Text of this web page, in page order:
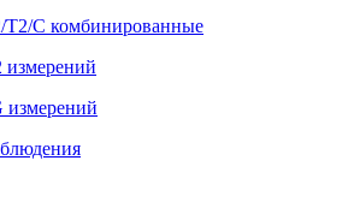
C комбинированные
измерений